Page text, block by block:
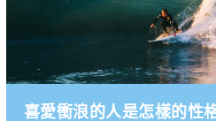
喜愛衝浪的人是怎樣的性